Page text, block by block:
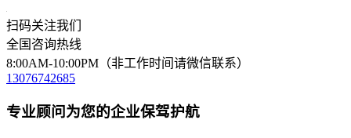
扫码关注我们
全国咨询热线
8:00AM-10:00PM（非工作时间请微信联系）
13076742685
专业顾问为您的企业保驾护航